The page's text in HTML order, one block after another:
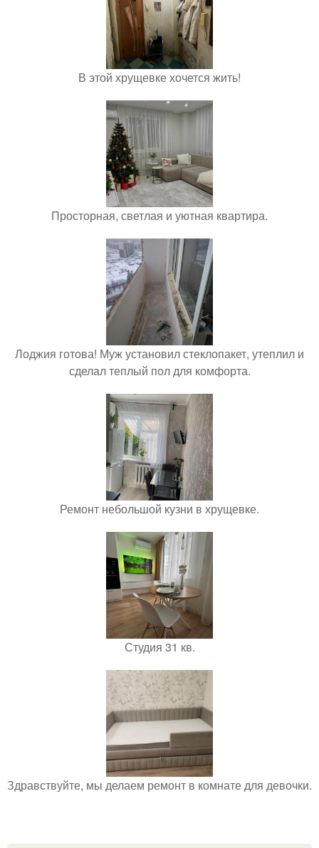
В этой хрущевке хочется жить!
Просторная, светлая и уютная квартира.
Лоджия готова! Муж установил стеклопакет, утеплил и
сделал теплый пол для комфорта.
Ремонт небольшой кузни в хрущевке.
Студия 31 кв.
Здравствуйте, мы делаем ремонт в комнате для девочки.